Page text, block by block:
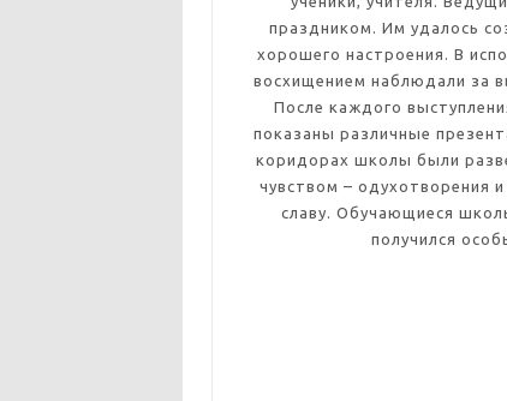
праздником. Им удалось
хорошего настроения. В
восхищением наблюдали за
После каждого
показаны различные
коридорах школы были
чувством – одухотворения
славу. Обучающиеся
получился